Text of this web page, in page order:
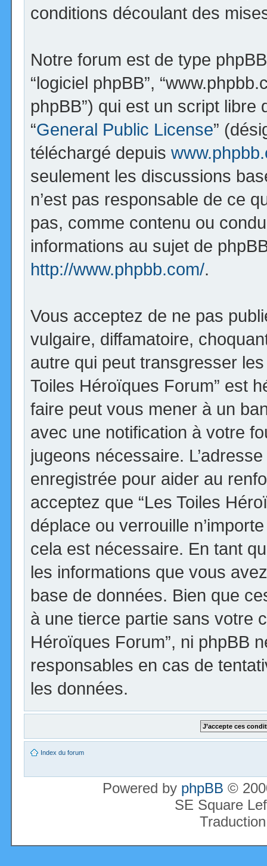
conditions découlant des
Notre forum est de type phpBB
“logiciel phpBB”,
phpBB”) qui est un script
“General Public License”
téléchargé depuis
seulement les discussions
n’est pas responsable de ce
pas, comme contenu ou
informations au sujet de
http://www.phpbb.com/.
Vous acceptez de ne pas
vulgaire, diffamatoire,
autre qui peut transgresser
Toiles Héroïques Forum” est
faire peut vous mener à un
avec une notification à votre
jugeons nécessaire.
enregistrée pour aider au
acceptez que “Les Toiles
déplace ou verrouille
cela est nécessaire. En tant
les informations que vous
base de données. Bien que
à une tierce partie sans votre
Héroïques Forum”, ni phpBB
responsables en cas de
les données.
Index du forum
Powered by phpBB ©
SE Square